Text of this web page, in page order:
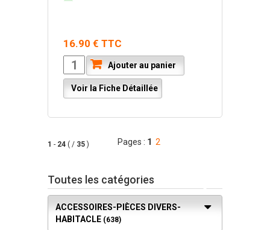
16.90 € TTC
Ajouter au panier
Voir la Fiche Détaillée
1 - 24 ( / 35 ) Pages : 1 2
Toutes les catégories
ACCESSOIRES-PIÈCES DIVERS-
HABITACLE (638)